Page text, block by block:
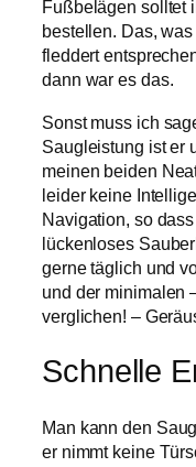
Fußbelägen solltet
bestellen. Das,
fleddert
dann war es das.
Sonst muss ich
Saugleistung ist er
meinen beiden
leider keine
Navigation, so
lückenloses
gerne täglich und
und der minimalen
verglichen! –
Schnelle
Man kann den
er nimmt keine